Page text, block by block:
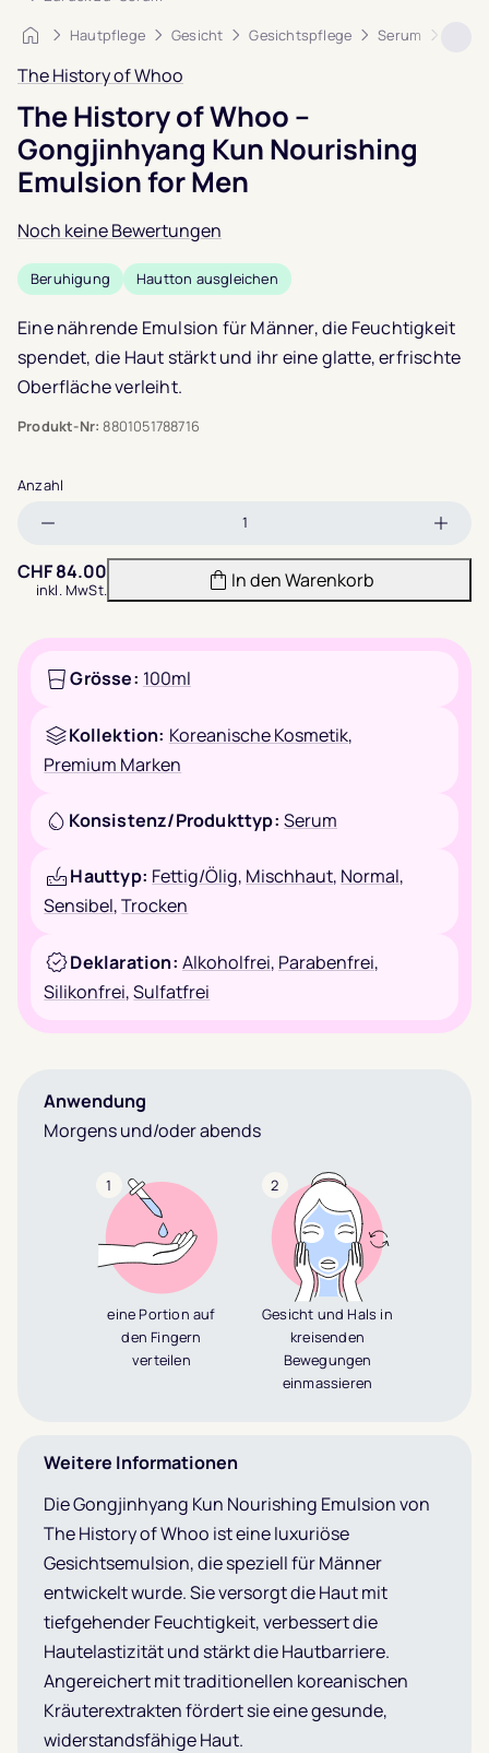
Startseite
Hautpflege Gesicht Gesichtspflege Serum
The History of Whoo
The History of Whoo –
Gongjinhyang Kun Nourishing
Emulsion for Men
Noch keine Bewertungen
Beruhigung Hautton ausgleichen
Eine nährende Emulsion für Männer, die Feuchtigkeit
spendet, die Haut stärkt und ihr eine glatte, erfrischte
Oberfläche verleiht.
Produkt-Nr: 8801051788716
Anzahl
verringern
CHF84.00
inkl. MwSt. In den Warenkorb
Grösse: 100ml
Kollektion: Koreanische Kosmetik,
Premium Marken
Konsistenz/Produkttyp: Serum
Hauttyp: Fettig/Ölig, Mischhaut, Normal,
Sensibel,Trocken
Deklaration: Alkoholfrei, Parabenfrei,
Silikonfrei,Sulfatfrei
Anwendung
Morgens und/oder abends
1
eine Portion auf
den Fingern
verteilen
2
Gesicht und Hals in
kreisenden
Bewegungen
einmassieren
Weitere Informationen
Die Gongjinhyang Kun Nourishing Emulsion von
The History of Whoo ist eine luxuriöse
Gesichtsemulsion, die speziell für Männer
entwickelt wurde. Sie versorgt die Haut mit
tiefgehender Feuchtigkeit, verbessert die
Hautelastizität und stärkt die Hautbarriere.
Angereichert mit traditionellen koreanischen
Kräuterextrakten fördert sie eine gesunde,
widerstandsfähige Haut.